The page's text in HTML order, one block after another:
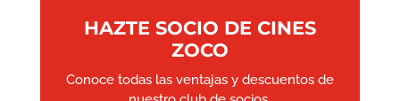
HAZTE SOCIO DE CINES
ZOCO
Conoce todas las ventajas y descuentos de